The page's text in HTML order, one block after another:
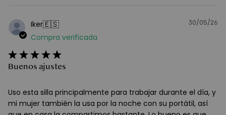
Iker🇪🇸
Compra verificada
Buenos ajustes
Uso esta silla principalmente para trabajar durante el día, y
mi mujer también la usa por la noche con su portátil, así
30/05/26